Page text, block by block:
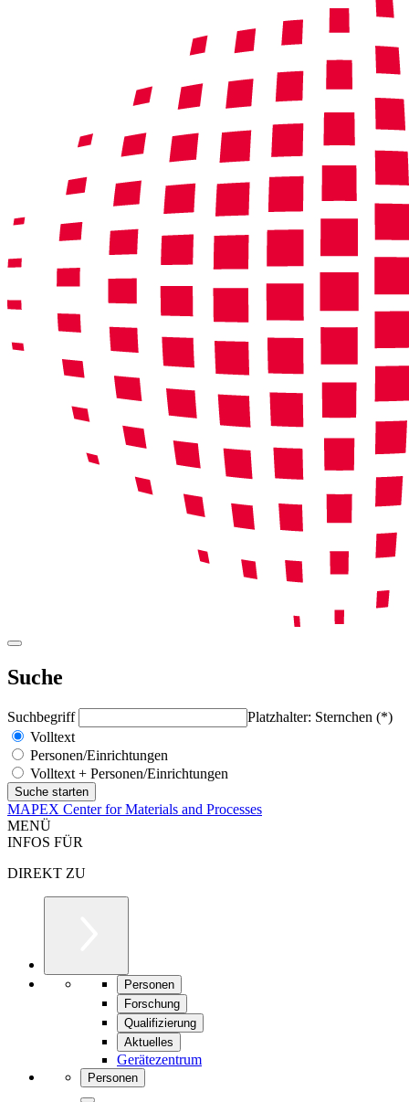
Suche
Suchbegriff
Platzhalter: Sternchen (*)
Volltext
Personen/Einrichtungen
Volltext + Personen/Einrichtungen
MAPEX Center for Materials and Processes
MENÜ
INFOS FÜR
DIREKT ZU
Personen
Forschung
Qualifizierung
Aktuelles
Gerätezentrum
Personen